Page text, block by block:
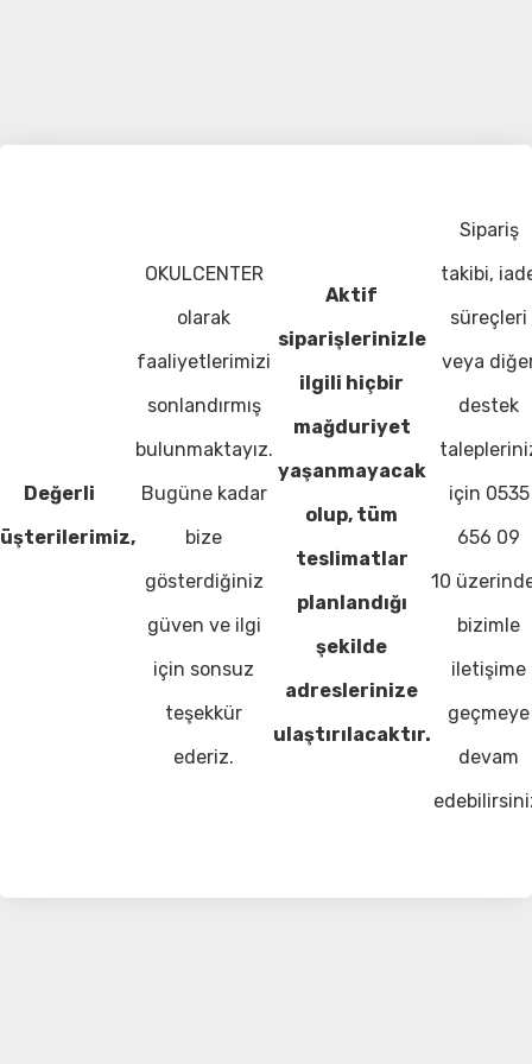
Değerli
OKULCENTER
olarak
faaliyetlerimizi
sonlandırmış
bulunmaktayız.
Bugüne kadar
bize
gösterdiğiniz
güven ve ilgi
için sonsuz
teşekkür
ederiz.
Aktif
siparişlerinizle
ilgili hiçbir
mağduriyet
yaşanmayacak
olup, tüm
teslimatlar
planlandığı
şekilde
adreslerinize
ulaştırılacaktır.
Sipariş
takibi,
süreçleri
veya
destek
için 0535
656 09
10
bizimle
iletişime
geçmeye
devam